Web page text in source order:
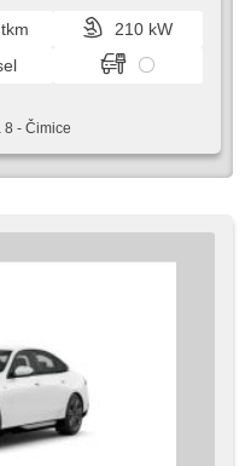
4x4
210 kW
8 - Čimice